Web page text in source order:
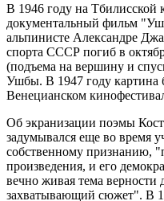
В 1946 году на Тбилисской
документальный фильм
альпинисте Александре
спорта СССР погиб в
(подъема на вершину и
Ушбы. В 1947 году картина
Венецианском
Об экранизации поэмы
задумывался еще во время
собственному признанию,
произведения, и его
вечно живая тема верности
захватывающий сюжет". В